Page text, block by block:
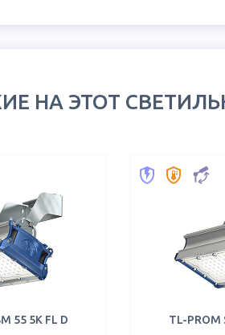
НА ЭТОТ
55 5K FL D
TL-PROM